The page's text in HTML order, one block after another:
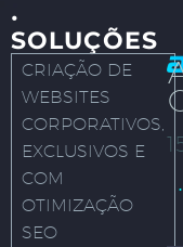
·
SOLUÇÕES
CRIAÇÃO DE
WEBSITES
CORPORATIVOS,
EXCLUSIVOS E
COM
OTIMIZAÇÃO
SEO